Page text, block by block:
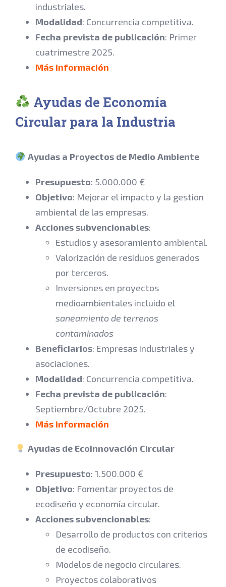
industriales.
Modalidad: Concurrencia competitiva.
Fecha prevista de publicación: Primer
cuatrimestre 2025.
Más información
Ayudas de Economía
Circular para la Industria
Ayudas a Proyectos de Medio Ambiente
Presupuesto: 5.000.000 €
Objetivo: Mejorar el impacto y la gestion
ambiental de las empresas.
Acciones subvencionables:
Estudios y asesoramiento ambiental.
Valorización de residuos generados
por terceros.
Inversiones en proyectos
medioambientales incluido el
saneamiento de terrenos
contaminados
Beneficiarios: Empresas industriales y
asociaciones.
Modalidad: Concurrencia competitiva.
Fecha prevista de publicación:
Septiembre/Octubre 2025.
Más información
Ayudas de Ecoinnovación Circular
Presupuesto: 1.500.000 €
Objetivo: Fomentar proyectos de
ecodiseño y economía circular.
Acciones subvencionables:
Desarrollo de productos con criterios
de ecodiseño.
Modelos de negocio circulares.
Proyectos colaborativos